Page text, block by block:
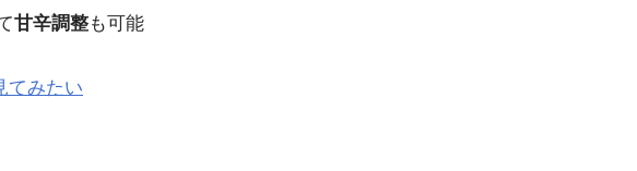
甘辛調整も可能
てみたい